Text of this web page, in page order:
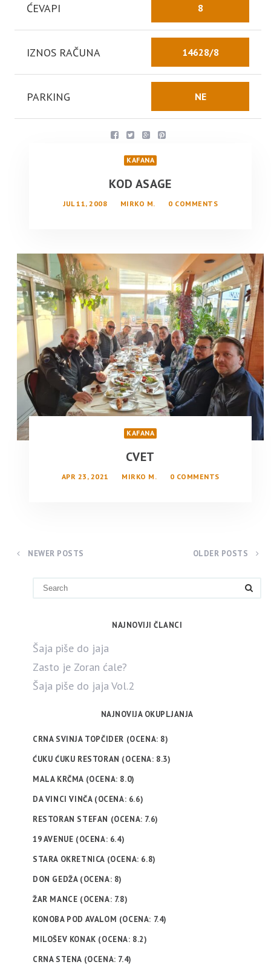
ĆEVAPI 8
IZNOS RAČUNA 14628/8
PARKING NE
KAFANA
KOD ASAGE
JUL 11, 2008 MIRKO M. 0 COMMENTS
KAFANA
CVET
APR 23, 2021 MIRKO M. 0 COMMENTS
NEWER POSTS OLDER POSTS
NAJNOVIJI ČLANCI
Šaja piše do jaja
Zasto je Zoran ćale?
Šaja piše do jaja Vol.2
NAJNOVIJA OKUPLJANJA
CRNA SVINJA TOPČIDER (OCENA: 8)
ĆUKU ĆUKU RESTORAN (OCENA: 8.3)
MALA KRČMA (OCENA: 8.0)
DA VINCI VINČA (OCENA: 6.6)
RESTORAN STEFAN (OCENA: 7.6)
19 AVENUE (OCENA: 6.4)
STARA OKRETNICA (OCENA: 6.8)
DON GEDŽA (OCENA: 8)
ŽAR MANCE (OCENA: 7.8)
KONOBA POD AVALOM (OCENA: 7.4)
MILOŠEV KONAK (OCENA: 8.2)
CRNA STENA (OCENA: 7.4)